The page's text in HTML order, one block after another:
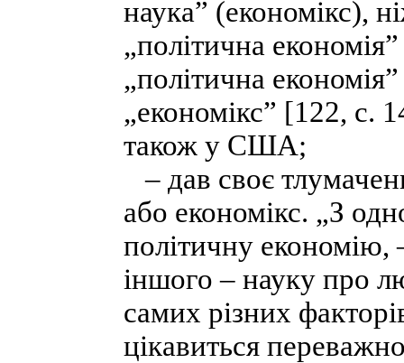
наука” (економікс),
„політична
„політична
„економікс” [122, с.
також у США;
– дав своє
або економікс. „З
політичну економію,
іншого – науку про
самих різних
цікавиться